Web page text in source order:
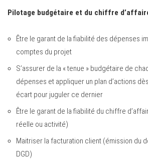
Pilotage budgétaire et du chiffre
Être le garant de la fiabilité des dépenses
comptes du projet
S’assurer de la « tenue » budgétaire de
dépenses et appliquer un plan d’actions
écart pour juguler ce dernier
Être le garant de la fiabilité du chiffre
réelle ou activité)
Maitriser la facturation client (émission du
DGD)